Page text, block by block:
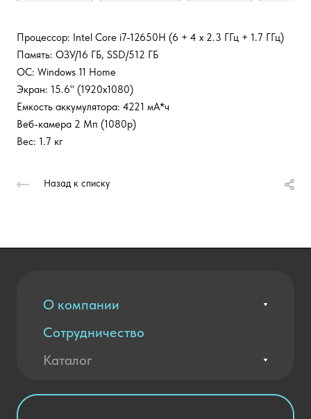
Процессор: Intel Core i7-12650H (6 + 4 x 2.3 ГГц + 1.7 ГГц)
Память: ОЗУ/16 ГБ, SSD/512 ГБ
ОС: Windows 11 Home
Экран: 15.6" (1920x1080)
Емкость аккумулятора: 4221 мА*ч
Веб-камера 2 Мп (1080p)
Вес: 1.7 кг
Назад к списку
О компании
Вакансии
Контакты
Благодарственные письма
Сотрудничество
Оплата и доставка
Каталог